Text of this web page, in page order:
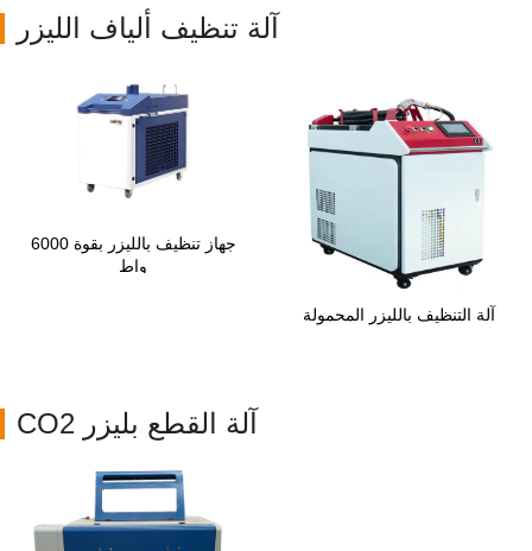
آلة تنظيف ألياف الليزر
جهاز تنظيف بالليزر بقوة 6000
واط
آلة التنظيف بالليزر المحمولة
آلة القطع بليزر CO2